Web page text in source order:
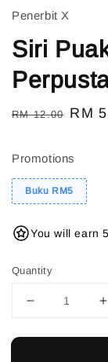
Penerbit X
Siri
Regular
RM 12.00 Sale
RM
Promotions
Buku RM5
You will earn
Quantity